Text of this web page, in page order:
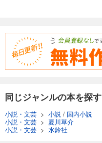
同じジャンルの本を探す
小説・文芸 > 小説 / 国内小説
小説・文芸 > 夏川草介
小説・文芸 > 水鈴社